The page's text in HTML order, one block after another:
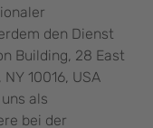
den Dienst
Building, 28 East
10016, USA
als
bei der